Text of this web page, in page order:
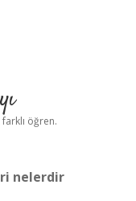
öğren.
nelerdir